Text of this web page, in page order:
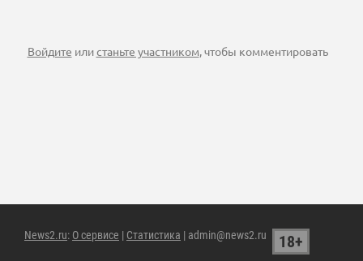
Войдите илистаньте участником, чтобы комментировать
News2.ru: О сервисе | Статистика | admin@news2.ru 18+